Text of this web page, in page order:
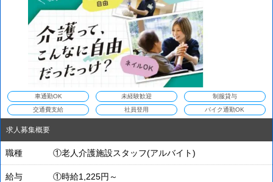
車通勤OK 未経験歓迎 制服貸与
交通費支給 社員登用 バイク通勤OK
求人募集概要
職種 ①老人介護施設スタッフ(アルバイト)
給与 ①時給1,225円～